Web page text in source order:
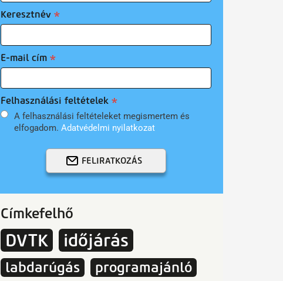
Keresztnév
E-mail cím
Felhasználási feltételek
A felhasználási feltételeket megismertem és
elfogadom. Adatvédelmi nyilatkozat
FELIRATKOZÁS
Címkefelhő
DVTK időjárás
labdarúgás programajánló